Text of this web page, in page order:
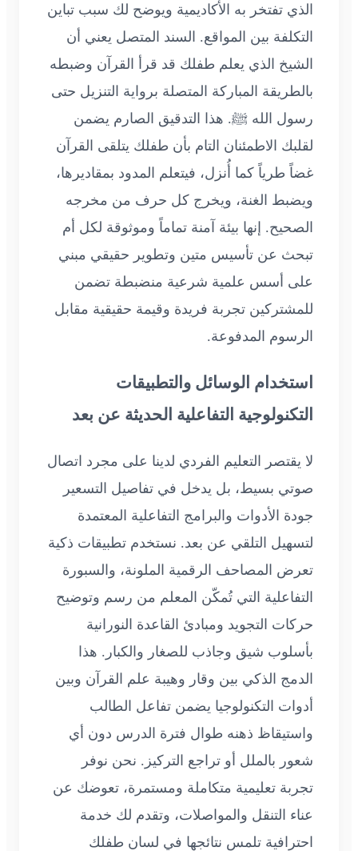
الذي تفتخر به الأكاديمية ويوضح لك سبب تباين
التكلفة بين المواقع. السند المتصل يعني أن
الشيخ الذي يعلم طفلك قد قرأ القرآن وضبطه
بالطريقة المباركة المتصلة برواية التنزيل حتى
رسول الله ﷺ. هذا التدقيق الصارم يضمن
لقلبك الاطمئنان التام بأن طفلك يتلقى القرآن
غضاً طرياً كما أُنزل، فيتعلم المدود بمقاديرها،
ويضبط الغنة، ويخرج كل حرف من مخرجه
الصحيح. إنها بيئة آمنة تماماً وموثوقة لكل أم
تبحث عن تأسيس متين وتطوير حقيقي مبني
على أسس علمية شرعية منضبطة تضمن
للمشتركين تجربة فريدة وقيمة حقيقية مقابل
الرسوم المدفوعة.
استخدام الوسائل والتطبيقات
التكنولوجية التفاعلية الحديثة عن بعد
لا يقتصر التعليم الفردي لدينا على مجرد اتصال
صوتي بسيط، بل يدخل في تفاصيل التسعير
جودة الأدوات والبرامج التفاعلية المعتمدة
لتسهيل التلقي عن بعد. نستخدم تطبيقات ذكية
تعرض المصاحف الرقمية الملونة، والسبورة
التفاعلية التي تُمكّن المعلم من رسم وتوضيح
حركات التجويد ومبادئ القاعدة النورانية
بأسلوب شيق وجاذب للصغار والكبار. هذا
الدمج الذكي بين وقار وهيبة علم القرآن وبين
أدوات التكنولوجيا يضمن تفاعل الطالب
واستيقاظ ذهنه طوال فترة الدرس دون أي
شعور بالملل أو تراجع التركيز. نحن نوفر
تجربة تعليمية متكاملة ومستمرة، تعوضك عن
عناء التنقل والمواصلات، وتقدم لك خدمة
احترافية تلمس نتائجها في لسان طفلك